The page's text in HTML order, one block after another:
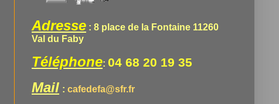
Adresse : 8 place de la Fontaine 11260
Val du Faby
Téléphone: 04 68 20 19 35
Mail : cafedefa@sfr.fr